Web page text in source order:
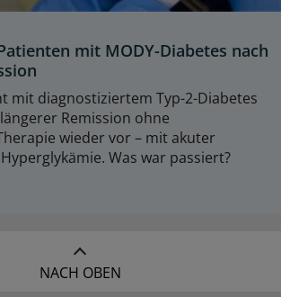
mit MODY-Diabetes nach
mit diagnostiziertem Typ-2-Diabetes
Remission ohne
wieder vor – mit akuter
Was war passiert?
NACH OBEN